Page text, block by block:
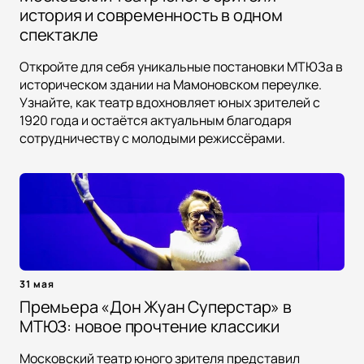
история и современность в одном
спектакле
Откройте для себя уникальные постановки МТЮЗа в
историческом здании на Мамоновском переулке.
Узнайте, как театр вдохновляет юных зрителей с
1920 года и остаётся актуальным благодаря
сотрудничеству с молодыми режиссёрами.
31 мая
Премьера «Дон Жуан Суперстар» в
МТЮЗ: новое прочтение классики
Московский театр юного зрителя представил